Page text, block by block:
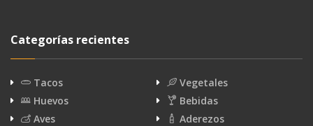
Categorías recientes
Tacos
Vegetales
Huevos
Bebidas
Aves
Aderezos